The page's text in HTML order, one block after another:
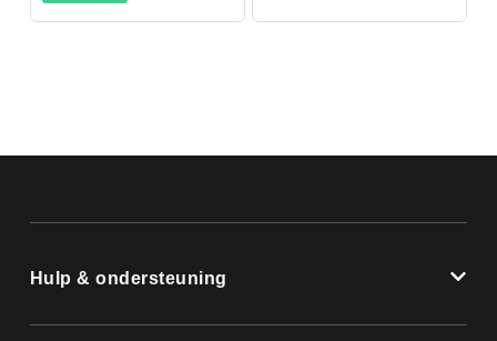
Hulp & ondersteuning